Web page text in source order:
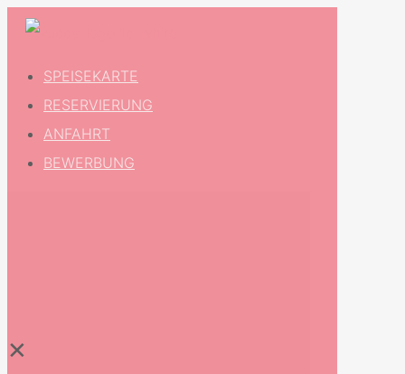
SPEISEKARTE
RESERVIERUNG
ANFAHRT
BEWERBUNG
✕